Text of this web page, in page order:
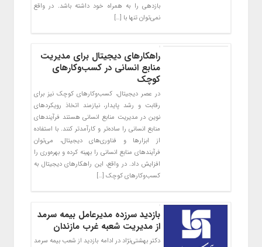
بازدهی‌ را به همراه خود داشته باشد. در واقع
نمی‌توان تنها با […]
راهکارهای دیجیتال برای مدیریت
منابع انسانی در کسب‌وکارهای
کوچک
در عصر دیجیتال، کسب‌وکارهای کوچک نیز برای
رقابت و رشد پایدار، نیازمند اتخاذ رویکردهای
نوین در مدیریت منابع انسانی هستند فرآیندهای
منابع انسانی را ساده‌تر و کارآمدتر کنند. با استفاده
از ابزارها و فناوری‌های دیجیتال، می‌توان
فرآیندهای منابع انسانی را بهینه کرده و بهره‌وری را
افزایش داد. در واقع، این راهکارهای دیجیتال به
کسب‌وکارهای کوچک […]
بازدید سرزده مدیر‌عامل بیمه سرمد
از مدیریت شعبه غرب مازندان
دکتر بهشتی‌نژاد در ادامه بازدید از شعب بیمه سرمد